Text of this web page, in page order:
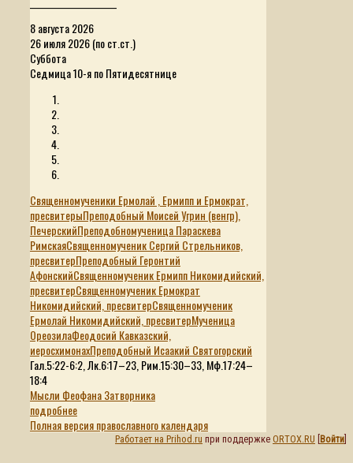
8 августа 2026
26 июля 2026 (по ст.ст.)
Суббота
Седмица 10-я по Пятидесятнице
Священномученики Ермолай , Ермипп и Ермократ,
пресвитерыПреподобный Моисей Угрин (венгр),
ПечерскийПреподобномученица Параскева
РимскаяСвященномученик Сергий Стрельников,
пресвитерПреподобный Геронтий
АфонскийСвященномученик Ермипп Никомидийский,
пресвитерСвященномученик Ермократ
Никомидийский, пресвитерСвященномученик
Ермолай Никомидийский, пресвитерМученица
ОреозилаФеодосий Кавказский,
иеросхимонахПреподобный Исаакий Святогорский
Гал.5:22-6:2, Лк.6:17–23, Рим.15:30–33, Мф.17:24–
18:4
Мысли Феофана Затворника
подробнее
Полная версия православного календаря
Работает на Prihod.ru при поддержке ORTOX.RU Войти